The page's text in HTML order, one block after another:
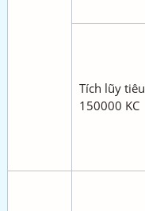
Tích lũy tiêu
150000 KC